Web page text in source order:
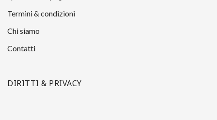
Termini & condizioni
Chi siamo
Contatti
DIRITTI & PRIVACY